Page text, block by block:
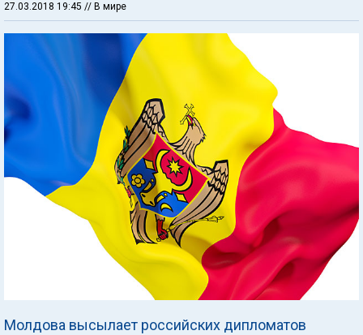
27.03.2018 19:45 // В мире
Молдова высылает российских дипломатов